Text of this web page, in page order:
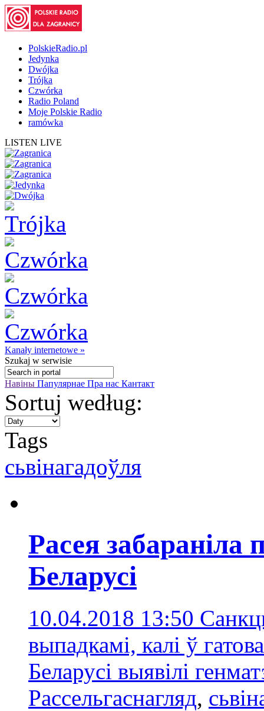
PolskieRadio.pl
Jedynka
Dwójka
Trójka
Czwórka
Radio Poland
Moje Polskie Radio
ramówka
LISTEN LIVE
Kanały internetowe »
Szukaj w serwisie
Навіны Папулярнае Пра нас Кантакт
Sortuj według:
Tags
сьвінагадоўля
Расея забараніла
Беларусі
10.04.2018 13:50
выпадкамі, калі ў
Беларусі выявілі
Рассельгаснагляд,